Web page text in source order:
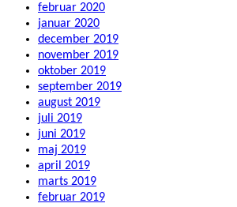
februar 2020
januar 2020
december 2019
november 2019
oktober 2019
september 2019
august 2019
juli 2019
juni 2019
maj 2019
april 2019
marts 2019
februar 2019